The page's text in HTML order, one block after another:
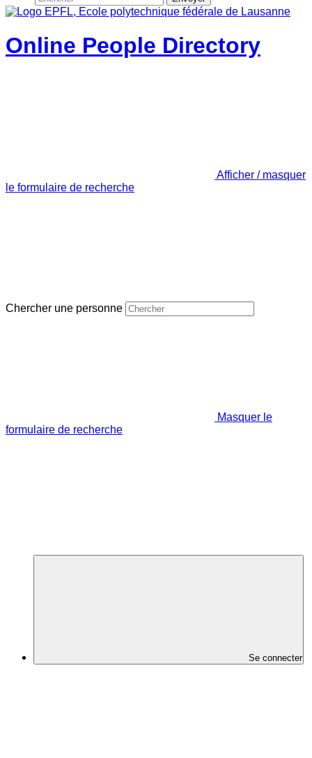
Online People Directory
Afficher / masquer
le formulaire de recherche
Chercher une personne
Masquer le
formulaire de recherche
Se connecter